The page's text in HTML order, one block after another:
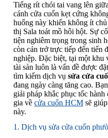
n
Tiếng rít chói tai vang lên
cánh cửa cuốn kẹt cứng
huống này khiến không ít
thị Sala toát mồ hôi hột. Sự
tiện nghiêm trọng trong sinh
còn cản trở trực tiếp đến tiến
nghiệp. Đặc biệt, tại một khu
tài sản luôn là vấn đề được
tìm kiếm dịch vụ sửa cửa
đang ngày càng tăng cao.
giải pháp khắc phục tốc
gia về cửa cuốn HCMsẽ
này.
1. Dịch vụ sửa cửa cuốn